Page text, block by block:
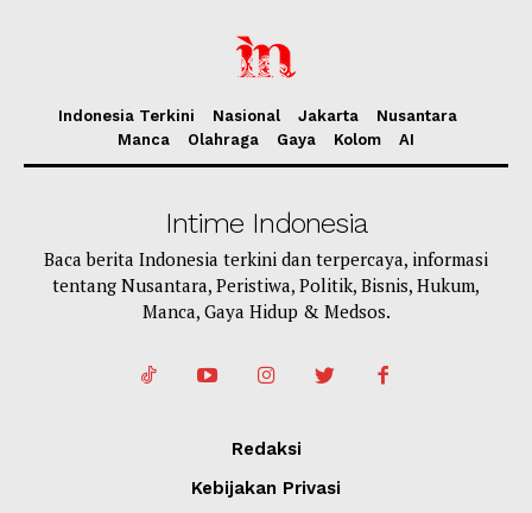
Indonesia Terkini Nasional Jakarta
Nusantara
Manca
Olahraga Gaya Kolom AI
Intime Indonesia
Baca berita Indonesia terkini dan terpercaya, informasi
tentang Nusantara, Peristiwa, Politik, Bisnis, Hukum,
Manca, Gaya Hidup & Medsos.
Redaksi
Kebijakan Privasi